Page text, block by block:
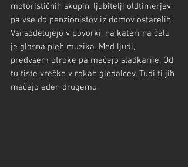
motorističnih skupin, ljubitelji oldtimerjev,
pa vse do penzionistov iz domov ostarelih.
Vsi sodelujejo v povorki, na kateri na čelu
je glasna pleh muzika. Med ljudi,
predvsem otroke pa mečejo sladkarije. Od
tu tiste vrečke v rokah gledalcev. Tudi ti jih
mečejo eden drugemu.